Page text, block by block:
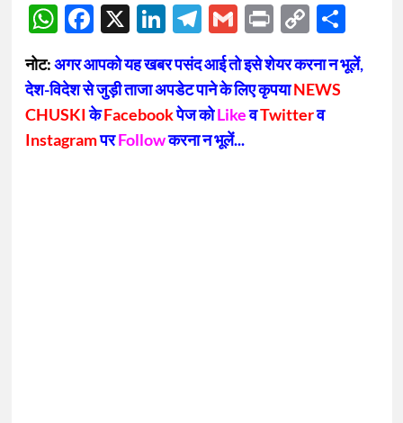
WhatsApp
Facebook
X LinkedIn
Telegram
Gmail
Print
Copy
Link
नोट:अगर आपको यह खबर पसंद आई तो इसे शेयर करना न भूलें,
देश-विदेश से जुड़ी ताजा अपडेट पाने के लिए कृपयाNEWS
CHUSKIकेFacebookपेज कोLikeवTwitterव
InstagramपरFollowकरना न भूलें...